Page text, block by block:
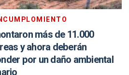
más de 11.000
y ahora deberán
por un daño ambiental